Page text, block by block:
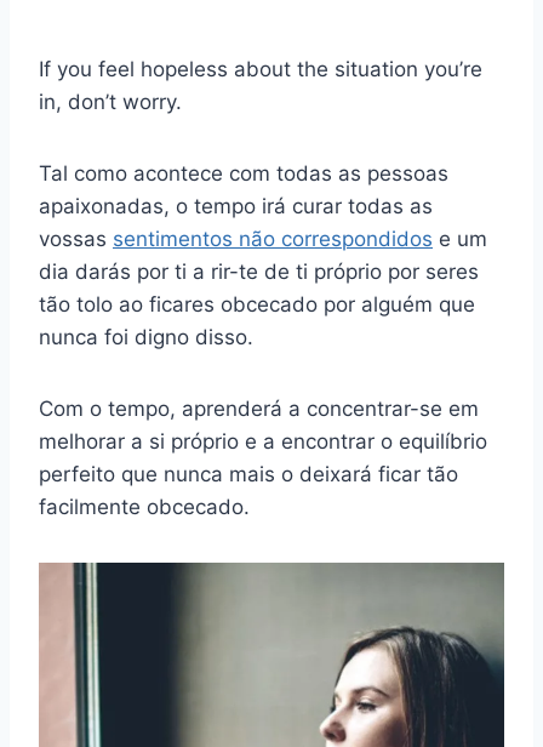
If you feel hopeless about the situation you’re
in, don’t worry.
Tal como acontece com todas as pessoas
apaixonadas, o tempo irá curar todas as
vossas sentimentos não correspondidos e um
dia darás por ti a rir-te de ti próprio por seres
tão tolo ao ficares obcecado por alguém que
nunca foi digno disso.
Com o tempo, aprenderá a concentrar-se em
melhorar a si próprio e a encontrar o equilíbrio
perfeito que nunca mais o deixará ficar tão
facilmente obcecado.